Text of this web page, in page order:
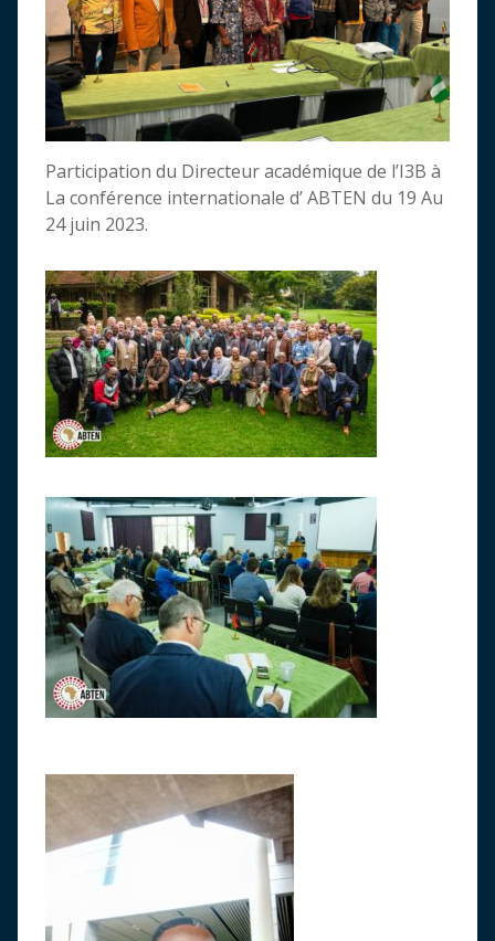
Participation du Directeur académique de l’I3B à
La conférence internationale d’ ABTEN du 19 Au
24 juin 2023.